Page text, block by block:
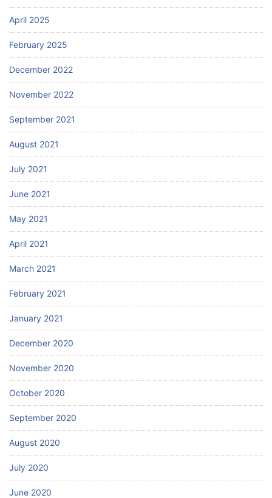
April 2025
February 2025
December 2022
November 2022
September 2021
August 2021
July 2021
June 2021
May 2021
April 2021
March 2021
February 2021
January 2021
December 2020
November 2020
October 2020
September 2020
August 2020
July 2020
June 2020